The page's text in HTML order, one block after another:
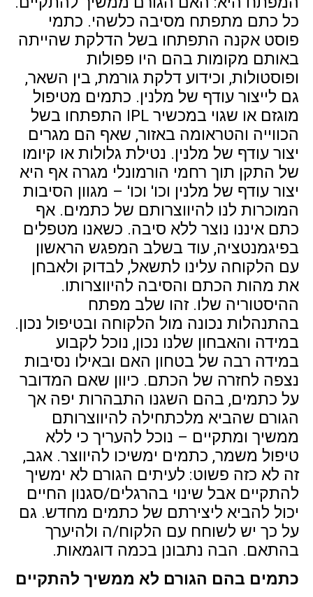
כל כתם מתפתח מסיבה כלשהי. כתמי
פוסט אקנה התפתחו בשל הדלקת שהייתה
באותם מקומות בהם היו פפולות
ופוסטולות, וכידוע דלקת גורמת, בין השאר,
גם לייצור עודף של מלנין. כתמים מטיפול
מוגזם או שגוי במכשיר IPL התפתחו בשל
הכווייה והטראומה באזור, שאף הם מגרים
יצור עודף של מלנין. נטילת גלולות או קיומו
של התקן תוך רחמי הורמונלי מגרה אף היא
יצור עודף של מלנין וכו' וכו' – מגוון הסיבות
המוכרות לנו להיווצרותם של כתמים. אף
כתם איננו נוצר ללא סיבה. כשאנו מטפלים
בפיגמנטציה, עוד בשלב המפגש הראשון
עם הלקוחה עלינו לתשאל, לבדוק ולאבחן
את מהות הכתם והסיבה להיווצרותו.
ההיסטוריה שלו. זהו שלב מפתח
בהתנהלות נכונה מול הלקוחה ובטיפול נכון.
במידה והאבחון שלנו נכון, נוכל לקבוע
במידה רבה של בטחון האם ובאילו נסיבות
נצפה לחזרה של הכתם. כיוון שאם המדובר
על כתמים, בהם השגנו התבהרות יפה אך
הגורם שהביא מלכתחילה להיווצרותם
ממשיך ומתקיים – נוכל להעריך כי ללא
טיפול משמר, כתמים ימשיכו להיווצר. אגב,
זה לא כזה פשוט: לעיתים הגורם לא ימשיך
להתקיים אבל שינוי בהרגלים/סגנון החיים
יכול להביא ליצירתם של כתמים מחדש. גם
על כך יש לשוחח עם הלקוח/ה ולהיערך
בהתאם. הבה נתבונן בכמה דוגמאות.
כתמים בהם הגורם לא ממשיך להתקיים